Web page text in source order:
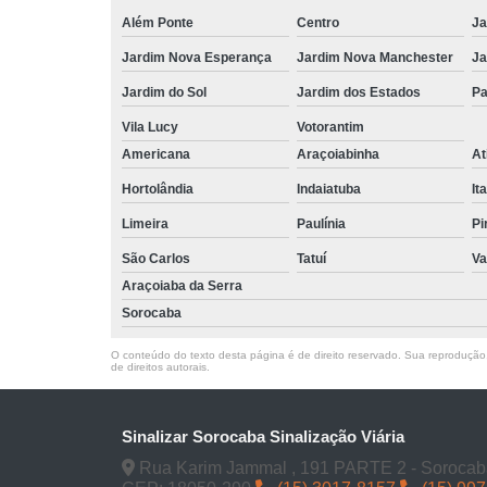
Além Ponte Centro
Jardim Nova Esperança Jardim Nova Manchester
Jardim do Sol Jardim dos Estados
Vila Lucy
Votorantim
Americana
Araçoiabinha
Hortolândia Indaiatuba
Limeira Paulínia
São Carlos Tatuí
Araçoiaba da Serra
Sorocaba
O conteúdo do texto desta página é de direito reservado. Sua
de direitos autorais
Sinalizar Sorocaba Sinalização Viária
Rua Karim Jammal , 191 PARTE 2 -